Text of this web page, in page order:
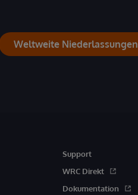
Weltweite Niederlassungen
Support
WRC Direkt
Dokumentation